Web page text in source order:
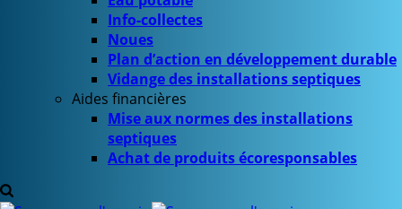
Info-collectes
Noues
Plan d’action en développement durable
Vidange des installations septiques
Aides financières
Mise aux normes des installations
septiques
Achat de produits écoresponsables